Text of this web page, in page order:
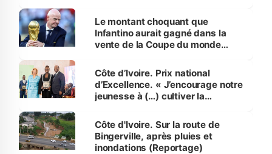
Le montant choquant que
Infantino aurait gagné dans la
vente de la Coupe du monde
Côte d’Ivoire. Prix national
d’Excellence. « J’encourage notre
jeunesse à (…) cultiver la
(Alassane Ouattara
Côte d'Ivoire. Sur la route de
Bingerville, après pluies et
inondations (Reportage)